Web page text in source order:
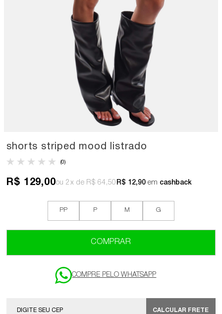
shorts striped mood listrado
(0)
R$ 129,00 2x R$ 64,50 R$ 12,90em cashback
PP P M G
COMPRAR
CALCULAR FRETE